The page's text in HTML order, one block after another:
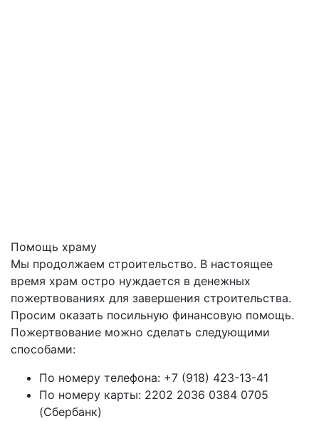
Помощь храму
Мы продолжаем строительство. В настоящее
время храм остро нуждается в денежных
пожертвованиях для завершения строительства.
Просим оказать посильную финансовую помощь.
Пожертвование можно сделать следующими
способами:
По номеру телефона: +7 (918) 423-13-41
По номеру карты: 2202 2036 0384 0705
(Сбербанк)